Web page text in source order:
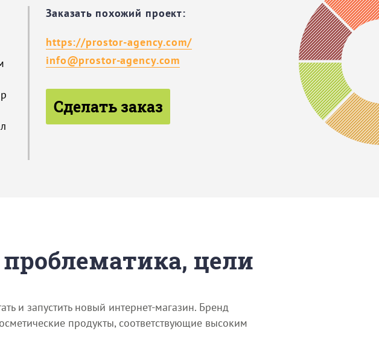
Заказать похожий проект:
https://prostor-agency.com/
info@prostor-agency.com
Сделать заказ
проблематика, цели
и запустить новый интернет-магазин. Бренд
продукты, соответствующие высоким